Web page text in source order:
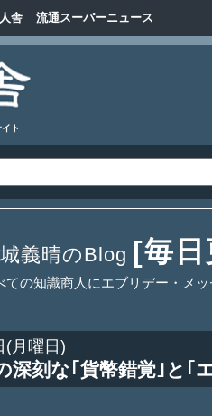
舎 流通スーパーニュース
ト
義晴のBlog [毎日
ての知識商人にエブリデー・メッ
(月曜日)
深刻な｢貨幣錯覚｣と｢